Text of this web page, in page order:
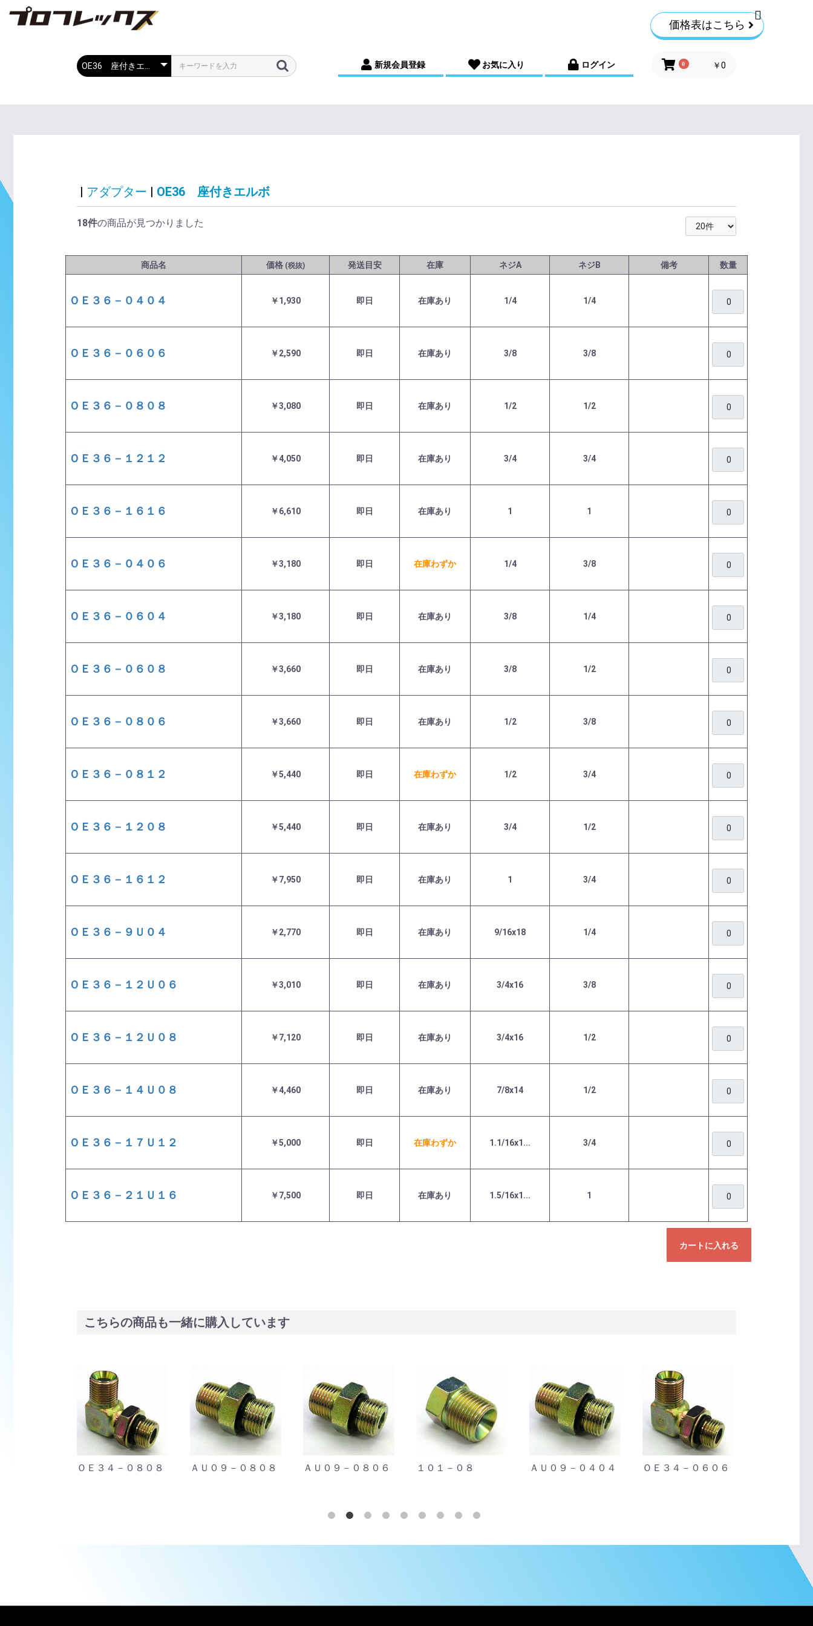
価格表はこちら
新規会員登録 お気に入り ログイン 0 ￥0
| アダプター | OE36 座付きエルボ
18件の商品が見つかりました
商品名 価格 (税抜) 発送目安 在庫 ネジA ネジB 備考 数量
ＯＥ３６－０４０４ ￥1,930 即日 在庫あり 1/4 1/4
ＯＥ３６－０６０６ ￥2,590 即日 在庫あり 3/8 3/8
ＯＥ３６－０８０８ ￥3,080 即日 在庫あり 1/2 1/2
ＯＥ３６－１２１２ ￥4,050 即日 在庫あり 3/4 3/4
ＯＥ３６－１６１６ ￥6,610 即日 在庫あり 1 1
ＯＥ３６－０４０６ ￥3,180 即日 在庫わずか 1/4 3/8
ＯＥ３６－０６０４ ￥3,180 即日 在庫あり 3/8 1/4
ＯＥ３６－０６０８ ￥3,660 即日 在庫あり 3/8 1/2
ＯＥ３６－０８０６ ￥3,660 即日 在庫あり 1/2 3/8
ＯＥ３６－０８１２ ￥5,440 即日 在庫わずか 1/2 3/4
ＯＥ３６－１２０８ ￥5,440 即日 在庫あり 3/4 1/2
ＯＥ３６－１６１２ ￥7,950 即日 在庫あり 1 3/4
ＯＥ３６－９Ｕ０４ ￥2,770 即日 在庫あり 9/16x18 1/4
ＯＥ３６－１２Ｕ０６ ￥3,010 即日 在庫あり 3/4x16 3/8
ＯＥ３６－１２Ｕ０８ ￥7,120 即日 在庫あり 3/4x16 1/2
ＯＥ３６－１４Ｕ０８ ￥4,460 即日 在庫あり 7/8x14 1/2
ＯＥ３６－１７Ｕ１２ ￥5,000 即日 在庫わずか 1.1/16x1... 3/4
ＯＥ３６－２１Ｕ１６ ￥7,500 即日 在庫あり 1.5/16x1... 1
カートに入れる
こちらの商品も一緒に購入しています
ＯＥ３４－０８０８ ＡＵ０９－０８０８ ＡＵ０９－０８０６ １０１－０８ ＡＵ０９－０４０４ ＯＥ３４－０６０６